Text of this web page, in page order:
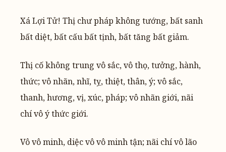
Xá Lợi Tử! Thị chư pháp không tướng, bất sanh
bất diệt, bất cấu bất tịnh, bất tăng bất giảm.
Thị cố không trung vô sắc, vô thọ, tưởng, hành,
thức; vô nhãn, nhĩ, tỵ, thiệt, thân, ý; vô sắc,
thanh, hương, vị, xúc, pháp; vô nhãn giới, nãi
chí vô ý thức giới.
Vô vô minh, diệc vô vô minh tận; nãi chí vô lão